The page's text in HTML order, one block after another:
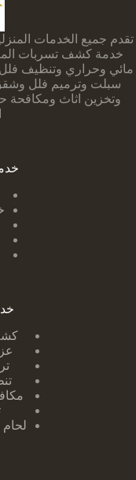
تقدم جميع الخدمات
خدمة كشف تسربات
مائي وحراري وتنظيف
سبلت وترميم فلل
وتخزين اثاث